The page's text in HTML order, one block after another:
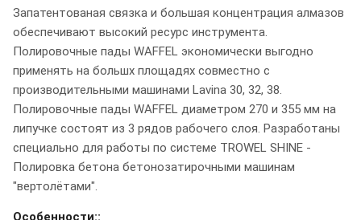
Запатентованая связка и большая концентрация алмазов
обеспечивают высокий ресурс инструмента.
Полировочные пады WAFFEL экономически выгодно
применять на большх площадях совместно с
производительными машинами Lavina 30, 32, 38.
Полировочные пады WAFFEL диаметром 270 и 355 мм на
липучке состоят из 3 рядов рабочего слоя. Разработаны
специально для работы по системе TROWEL SHINE -
Полировка бетона бетонозатирочными машинам
"вертолётами".